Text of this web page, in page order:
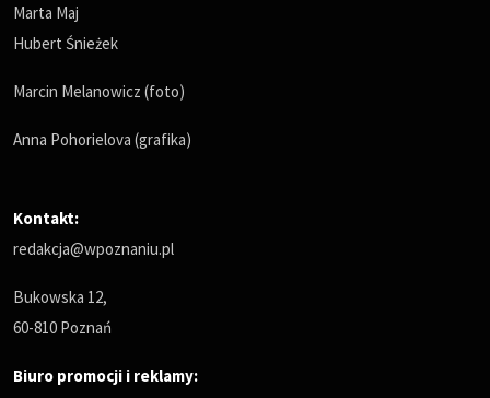
Marta Maj
Hubert Śnieżek
Marcin Melanowicz (foto)
Anna Pohorielova (grafika)
Kontakt:
redakcja@wpoznaniu.pl
Bukowska 12,
60-810 Poznań
Biuro promocji i reklamy: